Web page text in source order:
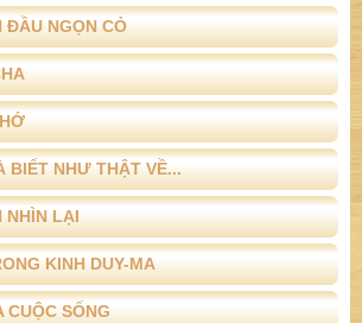
ĐẦU NGỌN CỎ
BIẾT NHƯ THẬT VỀ...
NHÌN LẠI
KINH DUY-MA
CUỘC SỐNG